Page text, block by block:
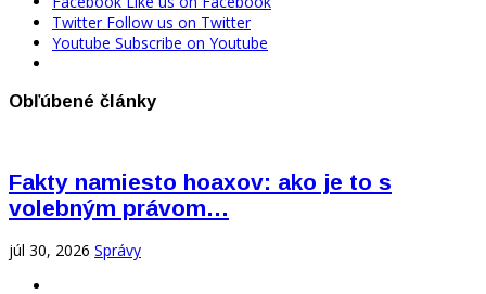
Twitter Follow us on Twitter
Youtube Subscribe on Youtube
Obľúbené články
Fakty namiesto hoaxov: ako je to s
volebným právom…
júl 30, 2026 Správy